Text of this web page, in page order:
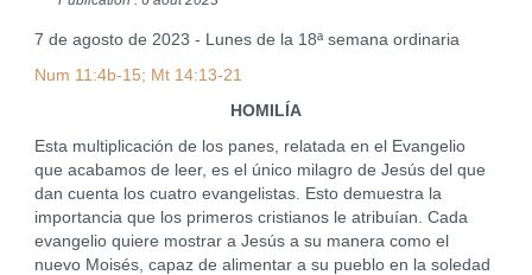
7 de agosto de 2023 - Lunes de la 18ª semana ordinaria
Num 11:4b-15; Mt 14:13-21
HOMILÍA
Esta multiplicación de los panes, relatada en el Evangelio
que acabamos de leer, es el único milagro de Jesús del que
dan cuenta los cuatro evangelistas. Esto demuestra la
importancia que los primeros cristianos le atribuían. Cada
evangelio quiere mostrar a Jesús a su manera como el
nuevo Moisés, capaz de alimentar a su pueblo en la soledad